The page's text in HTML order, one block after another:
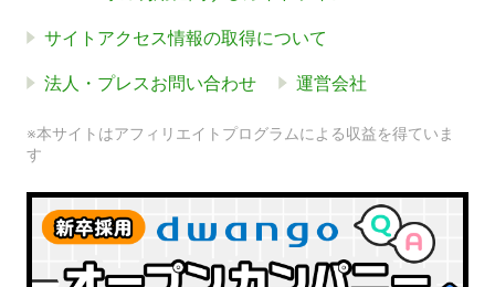
サイトアクセス情報の取得について
法人・プレスお問い合わせ 運営会社
※本サイトはアフィリエイトプログラムによる収益を得ていま
す